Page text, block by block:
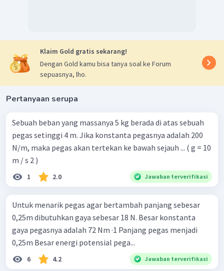
Klaim Gold gratis sekarang!
Dengan Gold kamu bisa tanya soal ke Forum
sepuasnya, lho.
Pertanyaan serupa
Sebuah beban yang massanya 5 kg berada di atas sebuah
pegas setinggi 4 m. Jika konstanta pegasnya adalah 200
N/m, maka pegas akan tertekan ke bawah sejauh ... ( g = 10
m / s 2 )
1 2.0 Jawaban terverifikasi
Untuk menarik pegas agar bertambah panjang sebesar
0,25m dibutuhkan gaya sebesar 18 N. Besar konstanta
gaya pegasnya adalah 72 Nm ·1 Panjang pegas menjadi
0,25m Besar energi potensial pega...
6 4.2 Jawaban terverifikasi